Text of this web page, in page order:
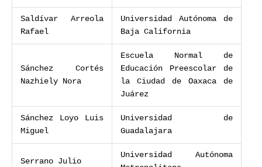
Saldívar Arreola
Rafael
Universidad Autónoma de
Baja California
Sánchez Cortés
Nazhiely Nora
Escuela Normal de
Educación Preescolar de
la Ciudad de Oaxaca de
Juárez
Sánchez Loyo Luis
Miguel
Universidad de
Guadalajara
Serrano Julio
Universidad Autónoma